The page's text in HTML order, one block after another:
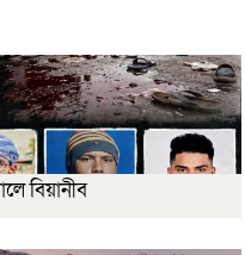
বিয়ানীব